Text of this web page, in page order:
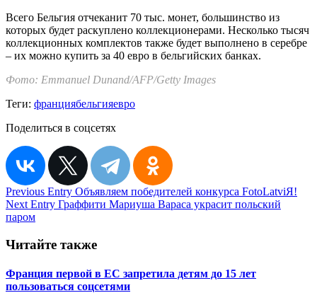
Всего Бельгия отчеканит 70 тыс. монет, большинство из
которых будет раскуплено коллекционерами. Несколько тысяч
коллекционных комплектов также будет выполнено в серебре
– их можно купить за 40 евро в бельгийских банках.
Фото: Emmanuel Dunand/AFP/Getty Images
Теги: франциябельгияевро
Поделиться в соцсетях
Навигация
по
Previous Entry Объявляем победителей конкурса FotoLatviЯ!
Next Entry Граффити Мариуша Вараса украсит польский
паром
Читайте также
Франция первой в ЕС запретила детям до 15 лет
пользоваться соцсетями